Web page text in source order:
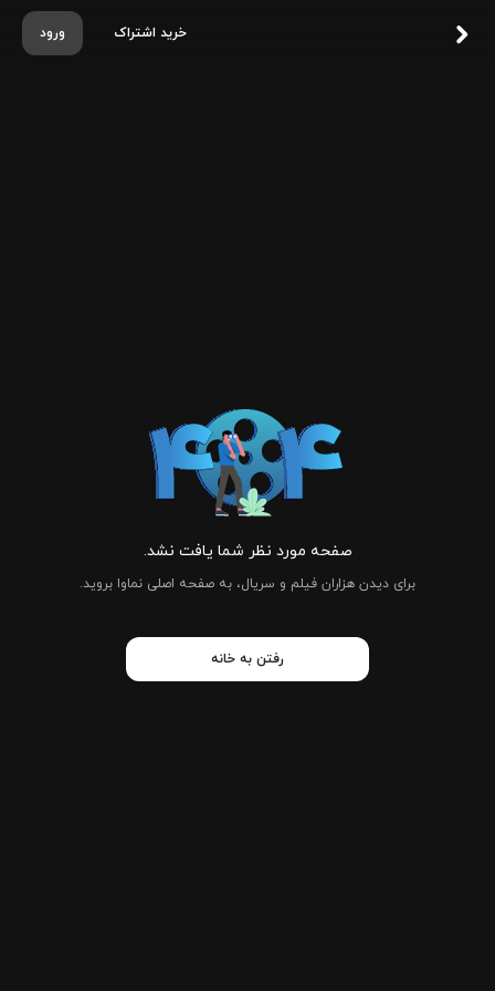
ورود خرید اشتراک
صفحه مورد نظر شما یافت نشد.
برای دیدن هزاران فیلم و سریال، به صفحه اصلی نماوا بروید.
رفتن به خانه